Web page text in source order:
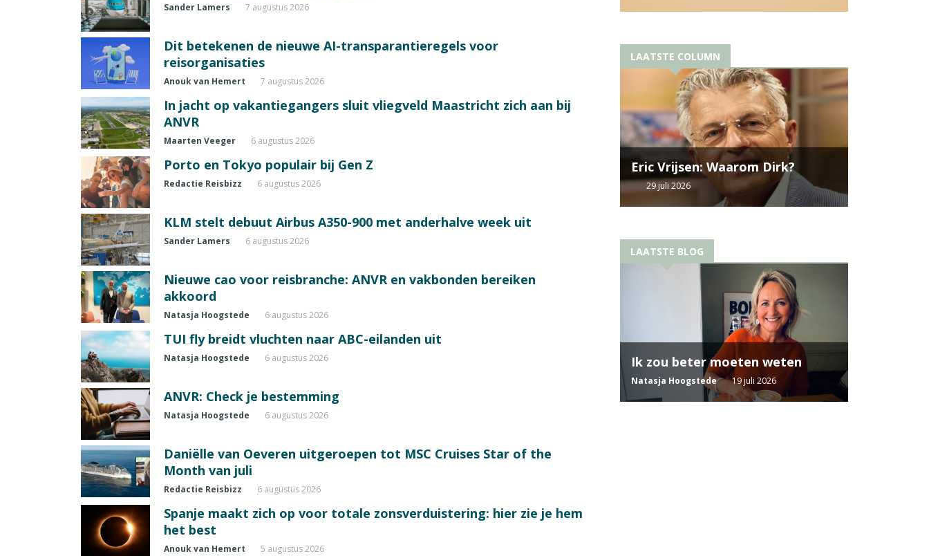
Sander Lamers 7 augustus 2026
Dit betekenen de nieuwe AI-transparantieregels voor
reisorganisaties
Anouk van Hemert 7 augustus 2026
In jacht op vakantiegangers sluit vliegveld Maastricht zich aan bij
ANVR
Maarten Veeger 6 augustus 2026
Porto en Tokyo populair bij Gen Z
Redactie Reisbizz 6 augustus 2026
KLM stelt debuut Airbus A350-900 met anderhalve week uit
Sander Lamers 6 augustus 2026
Nieuwe cao voor reisbranche: ANVR en vakbonden bereiken
akkoord
Natasja Hoogstede 6 augustus 2026
TUI fly breidt vluchten naar ABC-eilanden uit
Natasja Hoogstede 6 augustus 2026
ANVR: Check je bestemming
Natasja Hoogstede 6 augustus 2026
Daniëlle van Oeveren uitgeroepen tot MSC Cruises Star of the
Month van juli
Redactie Reisbizz 6 augustus 2026
Spanje maakt zich op voor totale zonsverduistering: hier zie je hem
het best
Anouk van Hemert 5 augustus 2026
LAATSTE COLUMN
Eric Vrijsen: Waarom Dirk?
29 juli 2026
LAATSTE BLOG
Ik zou beter moeten weten
Natasja Hoogstede 19 juli 2026